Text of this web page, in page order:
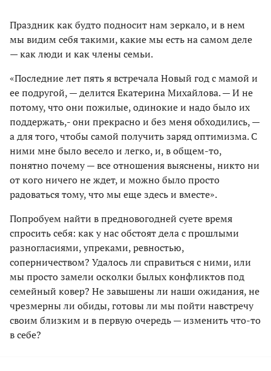
Праздник как будто подносит нам зеркало, и в нем
мы видим себя такими, какие мы есть на самом деле
— как люди и как члены семьи.
«Последние лет пять я встречала Новый год с мамой и
ее подругой, — делится Екатерина Михайлова. — И не
потому, что они пожилые, одинокие и надо было их
поддержать,- они прекрасно и без меня обходились, —
а для того, чтобы самой получить заряд оптимизма. С
ними мне было весело и легко, и, в общем-то,
понятно почему — все отношения выяснены, никто ни
от кого ничего не ждет, и можно было просто
радоваться тому, что мы еще здесь и вместе».
Попробуем найти в предновогодней суете время
спросить себя: как у нас обстоят дела с прошлыми
разногласиями, упреками, ревностью,
соперничеством? Удалось ли справиться с ними, или
мы просто замели осколки былых конфликтов под
семейный ковер? Не завышены ли наши ожидания, не
чрезмерны ли обиды, готовы ли мы пойти навстречу
своим близким и в первую очередь — изменить что-то
в себе?